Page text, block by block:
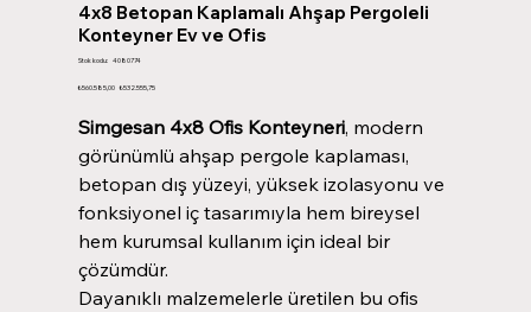
4x8 Betopan Kaplamalı Ahşap Pergoleli
Konteyner Ev ve Ofis
Stok kodu:
Stok
4080774
4080774
Orijinal
₺560.585,00 İndirimli
₺532.555,75
Simgesan 4x8 Ofis Konteyneri, modern
görünümlü ahşap pergole kaplaması,
betopan dış yüzeyi, yüksek izolasyonu ve
fonksiyonel iç tasarımıyla hem bireysel
hem kurumsal kullanım için ideal bir
çözümdür.
Dayanıklı malzemelerle üretilen bu ofis